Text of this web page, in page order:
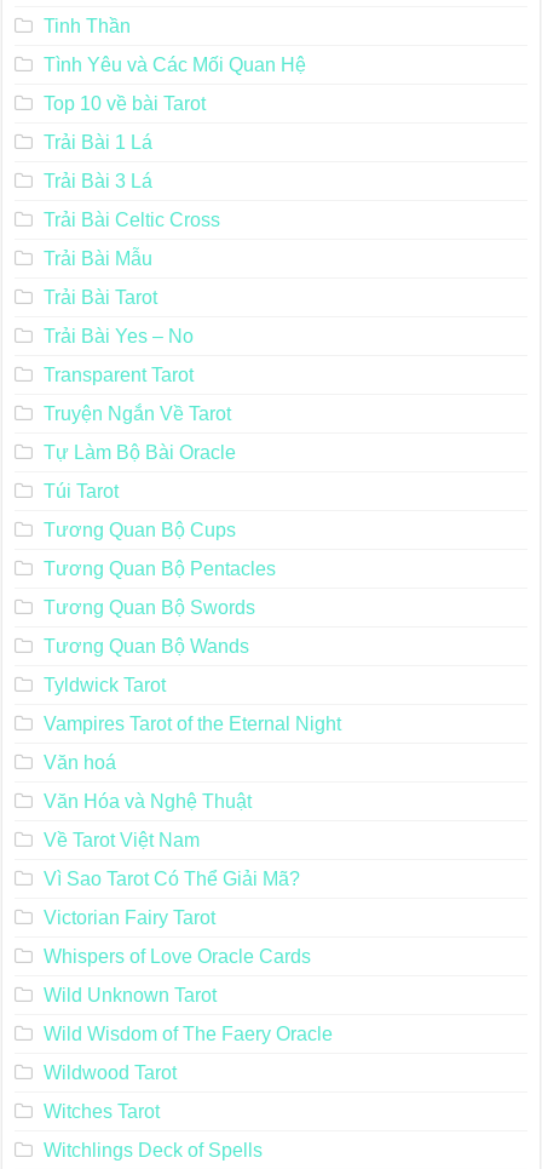
Tinh Thần
Tình Yêu và Các Mối Quan Hệ
Top 10 về bài Tarot
Trải Bài 1 Lá
Trải Bài 3 Lá
Trải Bài Celtic Cross
Trải Bài Mẫu
Trải Bài Tarot
Trải Bài Yes – No
Transparent Tarot
Truyện Ngắn Về Tarot
Tự Làm Bộ Bài Oracle
Túi Tarot
Tương Quan Bộ Cups
Tương Quan Bộ Pentacles
Tương Quan Bộ Swords
Tương Quan Bộ Wands
Tyldwick Tarot
Vampires Tarot of the Eternal Night
Văn hoá
Văn Hóa và Nghệ Thuật
Về Tarot Việt Nam
Vì Sao Tarot Có Thể Giải Mã?
Victorian Fairy Tarot
Whispers of Love Oracle Cards
Wild Unknown Tarot
Wild Wisdom of The Faery Oracle
Wildwood Tarot
Witches Tarot
Witchlings Deck of Spells